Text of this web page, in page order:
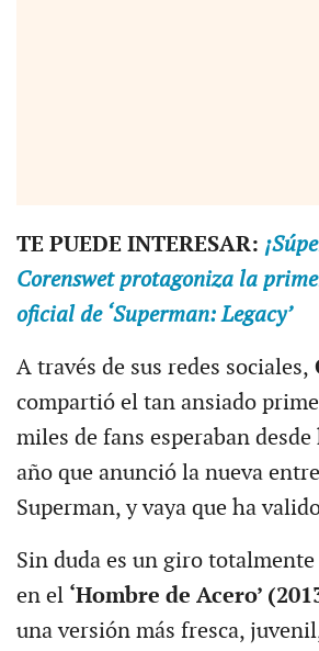
TE PUEDE INTERESAR:
Corenswet protagoniza la
oficial de ‘Superman: Legacy’
A través de sus redes sociales,
compartió el tan ansiado
miles de fans esperaban desde
año que anunció la nueva
Superman, y vaya que ha
Sin duda es un giro
en el ‘Hombre de Acero’
una versión más fresca,